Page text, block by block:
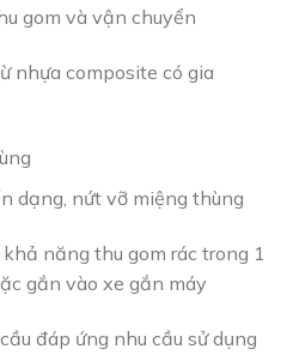
gom và vận chuyển
nhựa composite có gia
dạng, nứt vỡ miệng thùng
năng thu gom rác trong 1
gắn vào xe gắn máy
đáp ứng nhu cầu sử dụng